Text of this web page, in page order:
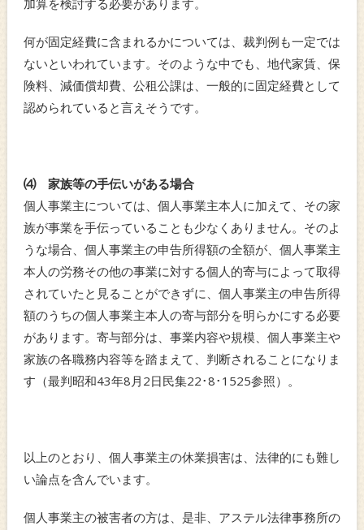
加算を検討する必要があります。
何が固定経費に含まれるかについては、裁判例も一定では
ないといわれています。そのような中でも、地代家賃、保
険料、減価償却費、公租公課は、一般的に固定経費として
認められていると言えそうです。
⑷ 家族等の手伝いがある場合
個人事業主については、個人事業主本人に加えて、その家
族が事業を手伝っていることも少なくありません。そのよ
うな場合、個人事業主の申告所得額の全額が、個人事業主
本人の労務その他の事業に対する個人的寄与によって取得
されていたと見ることができずに、個人事業主の申告所得
額のうちの個人事業主本人の寄与部分を明らかにする必要
があります。寄与部分は、事業内容や規模、個人事業主や
家族の各職務内容等を踏まえて、判断されることになりま
す（最判昭和43年8月2日民集22･8･1525参照）。
以上のとおり、個人事業主の休業損害は、法律的にも難し
い論点を含んでいます。
個人事業主の被害者の方は、是非、アステル法律事務所の